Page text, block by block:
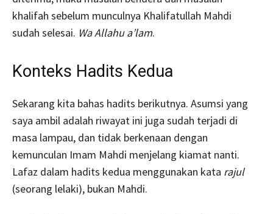
khalifah sebelum munculnya Khalifatullah Mahdi
sudah selesai. Wa Allahu a’lam.
Konteks Hadits Kedua
Sekarang kita bahas hadits berikutnya. Asumsi yang
saya ambil adalah riwayat ini juga sudah terjadi di
masa lampau, dan tidak berkenaan dengan
kemunculan Imam Mahdi menjelang kiamat nanti.
Lafaz dalam hadits kedua menggunakan kata rajul
(seorang lelaki), bukan Mahdi.